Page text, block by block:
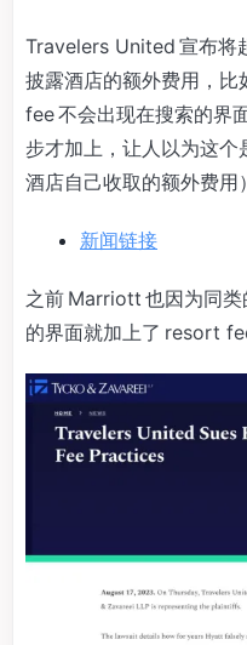
Travelers United 宣布将
披露酒店的额外费用，
fee 不会出现在搜索的界
步才加上，让人以为这
酒店自己收取的额外费用
新闻链接
之前 Marriott 也因为同
的界面就加上了 resort